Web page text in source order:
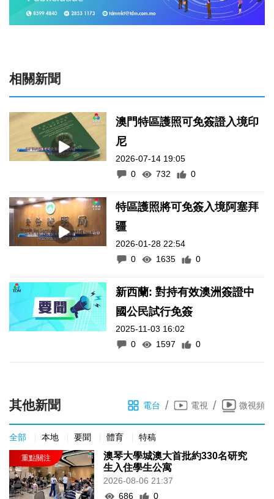
相關新聞
澳門特區護照可免簽證入境印
尼
2026-07-14 19:05
0
732 0
特區護照將可免簽入境阿塞拜
疆
2026-01-28 22:54
0
1635 0
新西蘭: 對持有效澳洲簽證中
國公民試行免簽
2025-11-03 16:02
0
1597 0
其他新聞 電台 / 電視 / 微視頻
全部 本地 要聞 體育 特稿
澳琴大學城澳大首批約330名研究
生入住學生公寓
2026-08-06 21:37
686
0